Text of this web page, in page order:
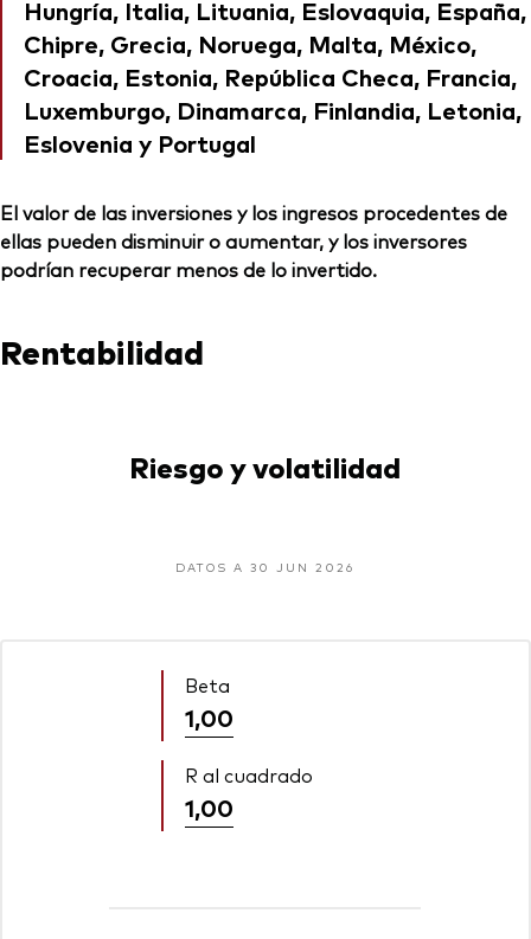
Hungría, Italia, Lituania, Eslovaquia, España,
Chipre, Grecia, Noruega, Malta, México,
Croacia, Estonia, República Checa, Francia,
Luxemburgo, Dinamarca, Finlandia, Letonia,
Eslovenia y Portugal
El valor de las inversiones y los ingresos procedentes de
ellas pueden disminuir o aumentar, y los inversores
podrían recuperar menos de lo invertido.
Rentabilidad
Riesgo y volatilidad
DATOS A 30 JUN 2026
Beta
1,00
R al cuadrado
1,00